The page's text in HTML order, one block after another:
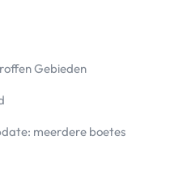
Gebieden
meerdere boetes